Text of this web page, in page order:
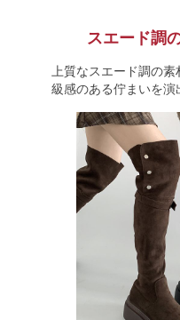
スエード調
上質なスエード調の
級感のある佇まいを演